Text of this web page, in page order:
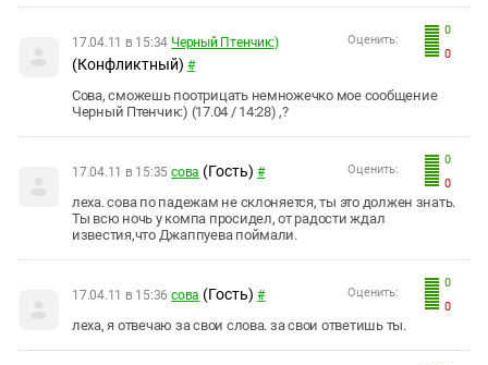
0
0
Оценить:
17.04.11 в 15:34 Черный Птенчик:)
(Конфликтный) #
Сова, сможешь поотрицать немножечко мое сообщение
Черный Птенчик:) (17.04 / 14:28) ,?
0
0
Оценить:
17.04.11 в 15:35 сова (Гость) #
леха. сова по падежам не склоняется, ты это должен знать.
Ты всю ночь у компа просидел, от радости ждал
известия,что Джаппуева поймали.
0
0
Оценить:
17.04.11 в 15:36 сова (Гость) #
леха, я отвечаю за свои слова. за свои ответишь ты.